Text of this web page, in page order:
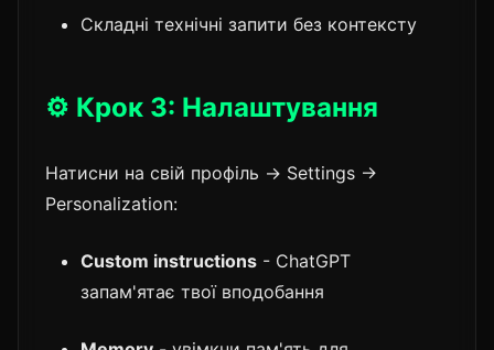
Складні технічні запити без контексту
⚙️ Крок 3: Налаштування
Натисни на свій профіль → Settings →
Personalization:
Custom instructions - ChatGPT
запам'ятає твої вподобання